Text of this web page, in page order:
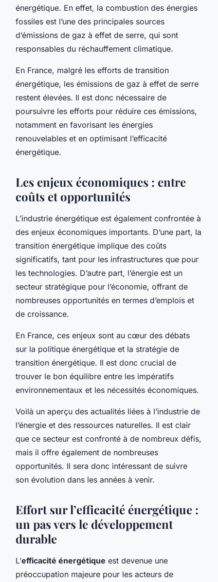
énergétique. En effet, la combustion des énergies
fossiles est l’une des principales sources
d’émissions de gaz à effet de serre, qui sont
responsables du réchauffement climatique.
En France, malgré les efforts de transition
énergétique, les émissions de gaz à effet de serre
restent élevées. Il est donc nécessaire de
poursuivre les efforts pour réduire ces émissions,
notamment en favorisant les énergies
renouvelables et en optimisant l’efficacité
énergétique.
Les enjeux économiques : entre
coûts et opportunités
L’industrie énergétique est également confrontée à
des enjeux économiques importants. D’une part, la
transition énergétique implique des coûts
significatifs, tant pour les infrastructures que pour
les technologies. D’autre part, l’énergie est un
secteur stratégique pour l’économie, offrant de
nombreuses opportunités en termes d’emplois et
de croissance.
En France, ces enjeux sont au cœur des débats
sur la politique énergétique et la stratégie de
transition énergétique. Il est donc crucial de
trouver le bon équilibre entre les impératifs
environnementaux et les nécessités économiques.
Voilà un aperçu des actualités liées à l’industrie de
l’énergie et des ressources naturelles. Il est clair
que ce secteur est confronté à de nombreux défis,
mais il offre également de nombreuses
opportunités. Il sera donc intéressant de suivre
son évolution dans les années à venir.
Effort sur l’efficacité énergétique :
un pas vers le développement
durable
L’efficacité énergétique est devenue une
préoccupation majeure pour les acteurs de